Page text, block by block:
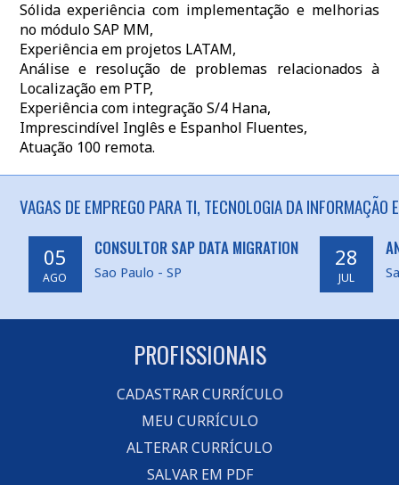
Sólida experiência com implementação e melhorias
no módulo SAP MM,
Experiência em projetos LATAM,
Análise e resolução de problemas relacionados à
Localização em PTP,
Experiência com integração S/4 Hana,
Imprescindível Inglês e Espanhol Fluentes,
Atuação 100 remota.
VAGAS DE EMPREGO PARA TI, TECNOLOGIA DA INFORMAÇÃO
05
AGO
CONSULTOR SAP DATA MIGRATION
Sao Paulo - SP
28
JUL
PROFISSIONAIS
CADASTRAR CURRÍCULO
MEU CURRÍCULO
ALTERAR CURRÍCULO
SALVAR EM PDF